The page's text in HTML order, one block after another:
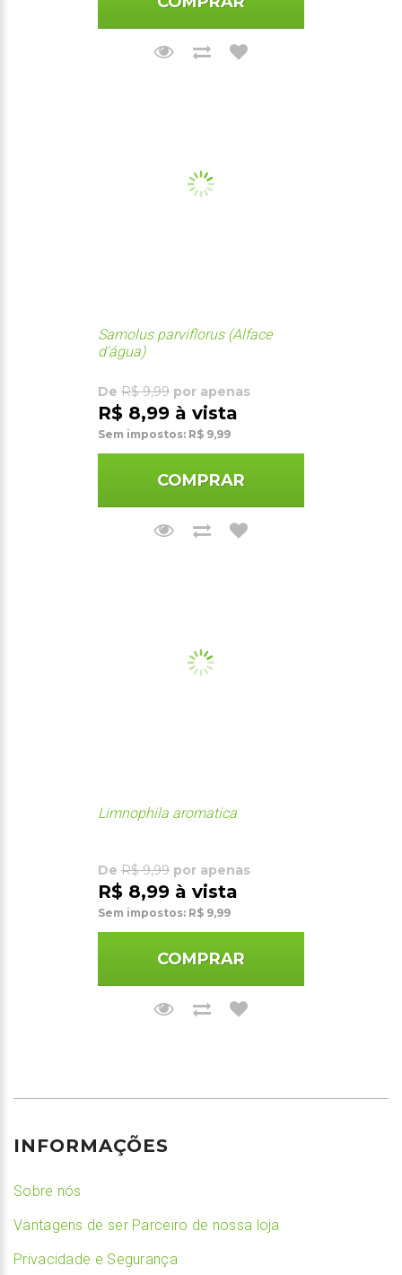
Samolus parviflorus (Alface
d'água)
De R$ 9,99 por apenas
R$ 8,99 à vista
Sem impostos: R$ 9,99
COMPRAR
Limnophila aromatica
De R$ 9,99 por apenas
R$ 8,99 à vista
Sem impostos: R$ 9,99
COMPRAR
INFORMAÇÕES
Sobre nós
Vantagens de ser Parceiro de nossa loja
Privacidade e Segurança